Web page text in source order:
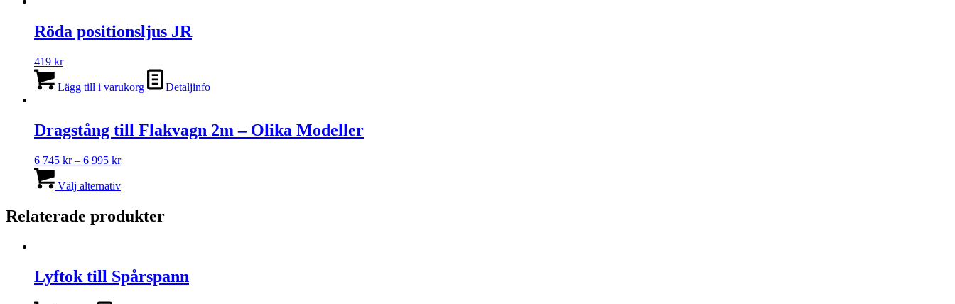
Röda positionsljus JR
419 kr
Lägg till i varukorg Detaljinfo
Dragstång till Flakvagn 2m – Olika Modeller
6 745 kr – 6 995 krPrisintervall:
745 kr
6
995 kr
Välj alternativhär
har
flera
alternativen
kan
Relaterade produkter
Lyftok till Spårspann